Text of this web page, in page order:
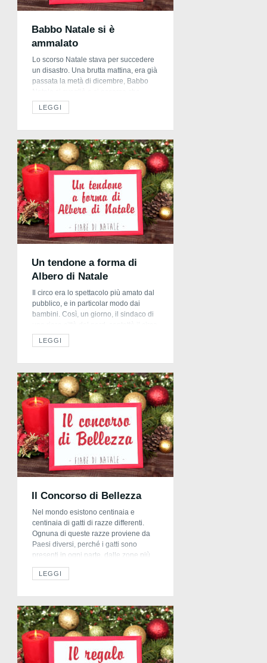
Babbo Natale si è
ammalato
Lo scorso Natale stava per succedere
un disastro. Una brutta mattina, era già
passata la metà di dicembre, Babbo
stava male, ma proprio male. “Per tutte
le slitte!” esclamò Mamma Natale.” Hai
sola?” […]
LEGGI
Un tendone a forma di
Albero di Natale
Il circo era lo spettacolo più amato dal
pubblico, e in particolar modo dai
bambini. Così, un giorno, il sindaco di
più famoso per uno spettacolo di
Natale. Per l’occasione, fu cucito un
stella […]
LEGGI
Il Concorso di Bellezza
Nel mondo esistono centinaia e
centinaia di gatti di razze differenti.
Ognuna di queste razze proviene da
Paesi diversi, perché i gatti sono
presenti in ogni parte, dalle zone più
fredde a quelle più vicine all’equatore.
La cosa che maggiormente
pelo: esistono gatti col pelo
lunghissimo e […]
LEGGI